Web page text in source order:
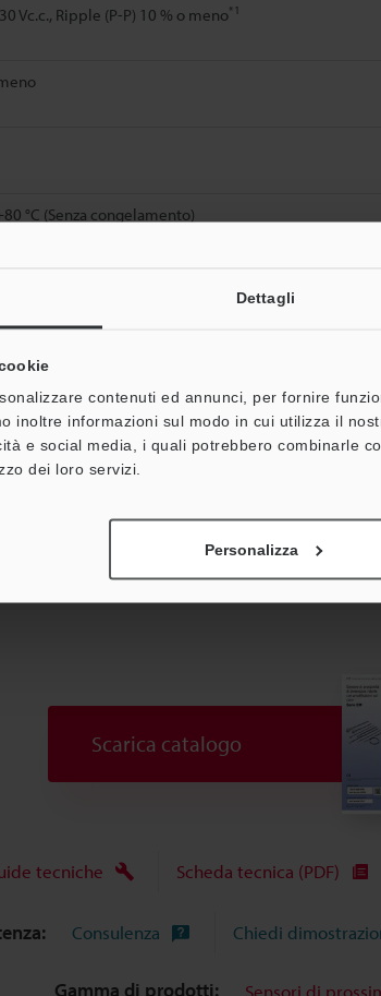
Dettagli
contenuti ed annunci, per fornire
inoltre informazioni sul modo in cui utilizza il
e social media, i quali potrebbero combinarle
dei loro servizi.
Personalizza
Vc.c., Ripple (P-P) 10 % o meno*1
°C (Senza congelamento)
(inclusi i dadi ed il cavo di 2 m)
se infl uenzata dagli effetti dell'ondulazione.
Scarica catalogo
tecniche Scheda tecnica (PDF)
Consulenza Chiedi
Gamma di prodotti: Sensori di